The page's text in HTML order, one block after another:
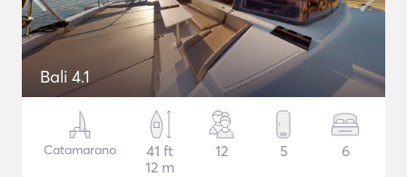
Bali 4.1
Catamarano
41 ft
12 m
12 5 6